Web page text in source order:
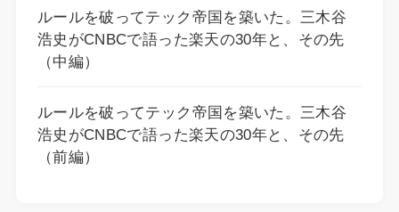
ルールを破ってテック帝国を築いた。三木谷
浩史がCNBCで語った楽天の30年と、その先
（中編）
ルールを破ってテック帝国を築いた。三木谷
浩史がCNBCで語った楽天の30年と、その先
（前編）